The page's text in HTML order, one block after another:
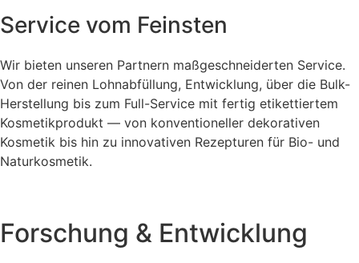
Service vom Feinsten
Wir bieten unseren Partnern maßgeschneiderten Service.
Von der reinen Lohnabfüllung, Entwicklung, über die Bulk-
Herstellung bis zum Full-Service mit fertig etikettiertem
Kosmetikprodukt — von konventioneller dekorativen
Kosmetik bis hin zu innovativen Rezepturen für Bio- und
Naturkosmetik.
Forschung & Entwicklung